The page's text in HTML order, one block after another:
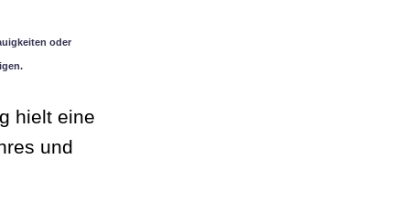
oder
hielt eine
und